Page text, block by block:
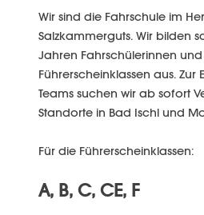
Wir sind die Fahrschule im
Salzkammerguts. Wir bilden
Jahren Fahrschülerinnen
Führerscheinklassen aus. Zur
Teams suchen wir ab sofort
Standorte in Bad Ischl und
Für die Führerscheinklassen:
A, B, C, CE, F